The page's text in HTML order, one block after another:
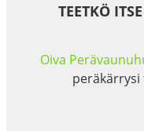
TEETKÖ
Oiva
peräkärrysi